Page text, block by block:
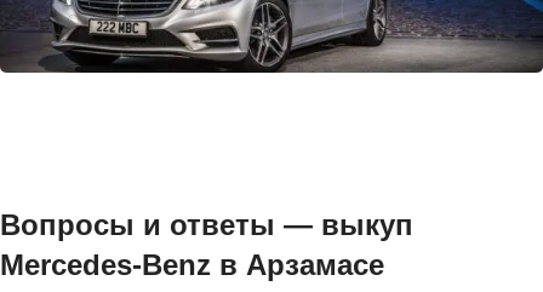
Вопросы и ответы — выкуп
Mercedes-Benz в Арзамасе